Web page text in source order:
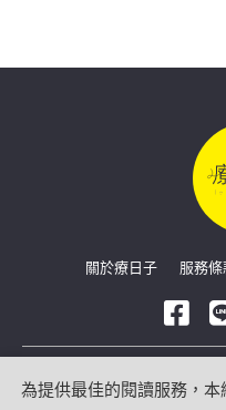
關於療日子 服務條
Copyright ©
為提供最佳的閱讀服務，